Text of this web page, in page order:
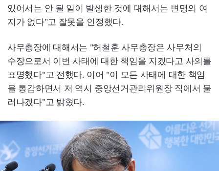
있어서는 안 될 일이 발생한 것에 대해서는 변명의 여
지가 없다"고 잘못을 인정했다.
사무총장에 대해서는 "허철훈 사무총장은 사무처의
수장으로서 이번 사태에 대한 책임을 지겠다고 사의를
표명했다"고 전했다. 이어 "이 모든 사태에 대한 책임
을 통감하면서 저 역시 중앙선거관리위원장 직에서 물
러나겠다"고 밝혔다.